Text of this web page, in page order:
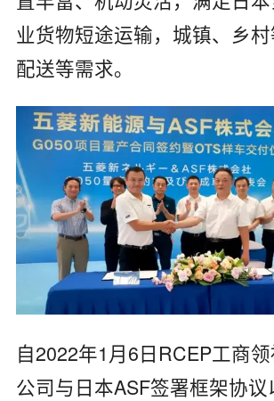
业货物短途运输，城镇、乡
配送等需求。
自2022年1月6日RCEP工商领
公司与日本ASF签署框架协